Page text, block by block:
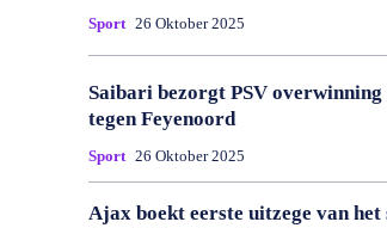
Sport 26 Oktober 2025
Saibari bezorgt PSV
tegen Feyenoord
Sport 26 Oktober 2025
Ajax boekt eerste uitzege van het